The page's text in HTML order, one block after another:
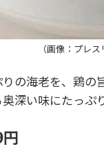
（画像：プレス
の海老を、鶏
深い味にたっぷ